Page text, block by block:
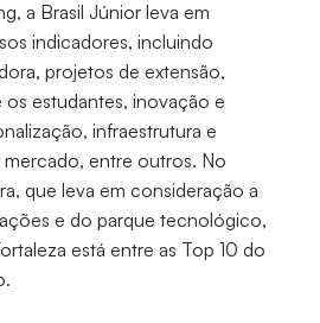
a Brasil Júnior leva em
indicadores, incluindo
projetos de extensão,
os estudantes, inovação e
infraestrutura e
entre outros. No
que leva em consideração a
e do parque tecnológico,
está entre as Top 10 do